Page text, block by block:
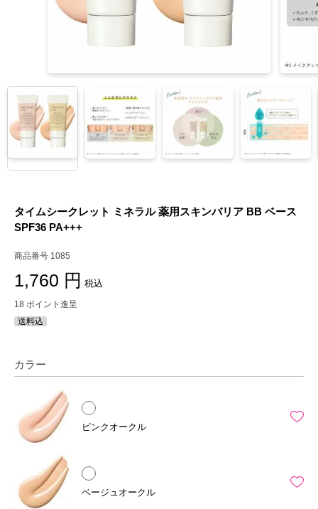
タイムシークレット ミネラル 薬用スキンバリア BB ベース
SPF36 PA+++
商品番号 1085
1,760 税込
18 ポイント進呈
送料込
カラー
ピンクオークル
ベージュオークル